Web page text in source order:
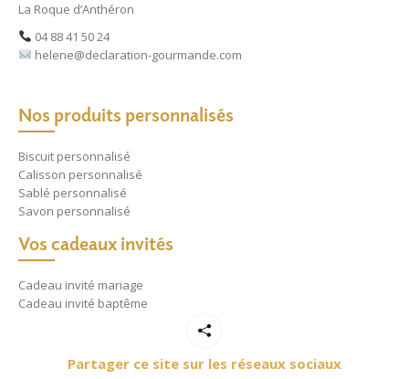
La Roque d’Anthéron
04 88 41 50 24
helene@declaration-gourmande.com
Nos produits personnalisés
Biscuit personnalisé
Calisson personnalisé
Sablé personnalisé
Savon personnalisé
Vos cadeaux invités
Cadeau invité mariage
Cadeau invité baptême
Partager ce site sur les réseaux sociaux